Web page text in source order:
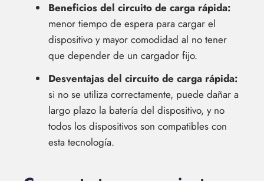
Beneficios del circuito de carga rápida:
menor tiempo de espera para cargar el
dispositivo y mayor comodidad al no tener
que depender de un cargador fijo.
Desventajas del circuito de carga rápida:
si no se utiliza correctamente, puede dañar a
largo plazo la batería del dispositivo, y no
todos los dispositivos son compatibles con
esta tecnología.